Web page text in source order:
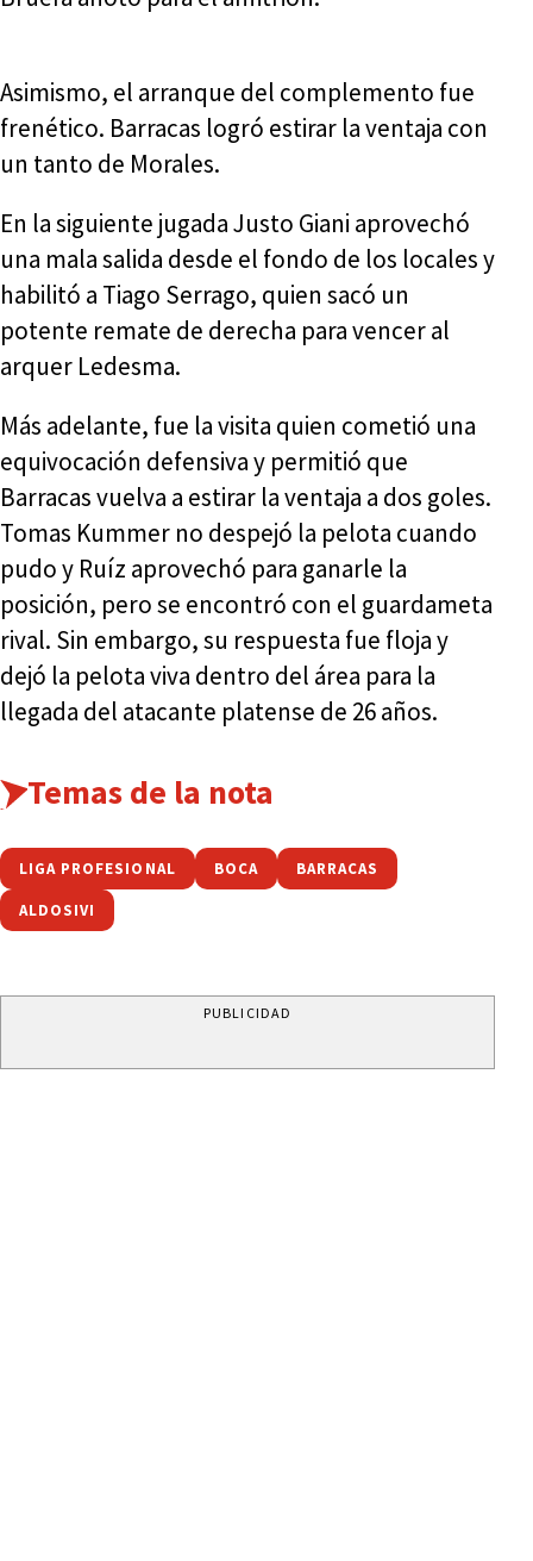
Asimismo, el arranque del complemento fue
frenético. Barracas logró estirar la ventaja con
un tanto de Morales.
En la siguiente jugada Justo Giani aprovechó
una mala salida desde el fondo de los locales y
habilitó a Tiago Serrago, quien sacó un
potente remate de derecha para vencer al
arquer Ledesma.
Más adelante, fue la visita quien cometió una
equivocación defensiva y permitió que
Barracas vuelva a estirar la ventaja a dos goles.
Tomas Kummer no despejó la pelota cuando
pudo y Ruíz aprovechó para ganarle la
posición, pero se encontró con el guardameta
rival. Sin embargo, su respuesta fue floja y
dejó la pelota viva dentro del área para la
llegada del atacante platense de 26 años.
Temas de la nota
LIGA PROFESIONAL BOCA BARRACAS
ALDOSIVI
PUBLICIDAD